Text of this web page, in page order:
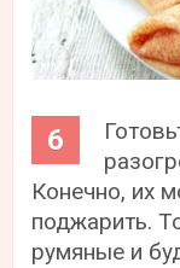
Конечно, их
поджарить.
румяные и